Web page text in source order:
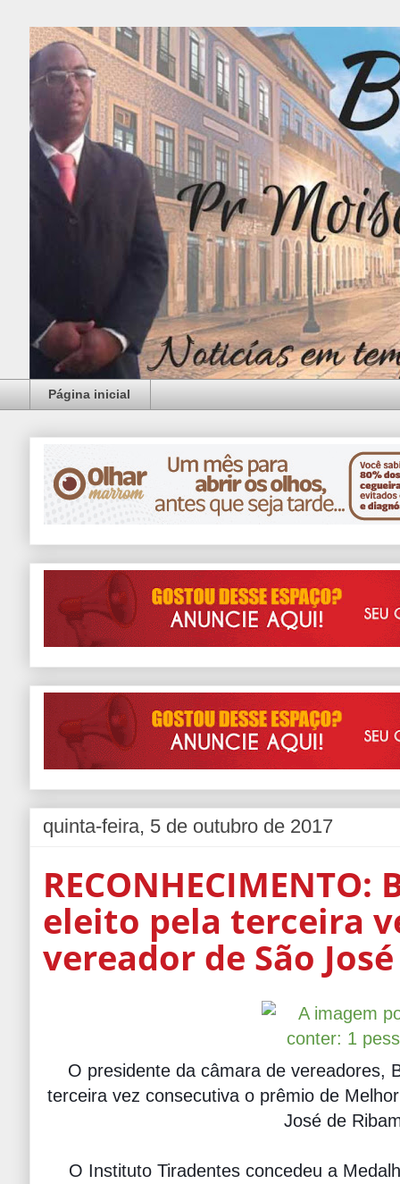
Página inicial
quinta-feira, 5 de outubro de 2017
eleito pela terceira
vereador de São
O presidente da câmara de vereadores,
terceira vez consecutiva o prêmio de
José de
O Instituto Tiradentes concedeu a